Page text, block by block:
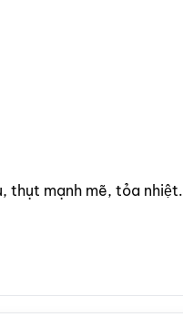
thụt mạnh mẽ, tỏa nhiệt.